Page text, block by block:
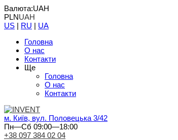
Валюта:UAH
PLNUAH
US | RU | UA
Головна
О нас
Контакти
Ще
Головна
О нас
Контакти
м. Київ, вул. Половецька 3/42
Пн—Сб 09:00—18:00
+38 097 384 02 04